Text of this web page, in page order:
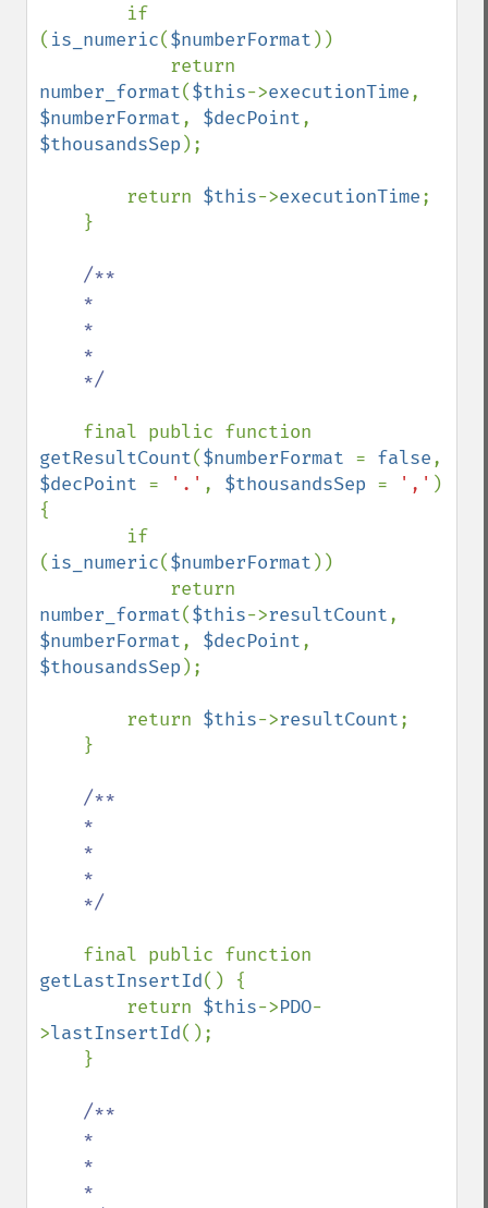
( is_numeric($numberFormat ))
number_format($this->executionTime
$numberFormat, $decPoint
$thousandsSep );
        return
$this->executionTime;
/**
getResultCount($numberFormat = false
$decPoint = '.' , $thousandsSep = ',' )
{
( is_numeric($numberFormat ))
number_format($this->resultCount
$numberFormat, $decPoint
$thousandsSep );
        return
$this->resultCount;
/**
getLastInsertId() {
        return
$this->PDO-
>lastInsertId();
/**